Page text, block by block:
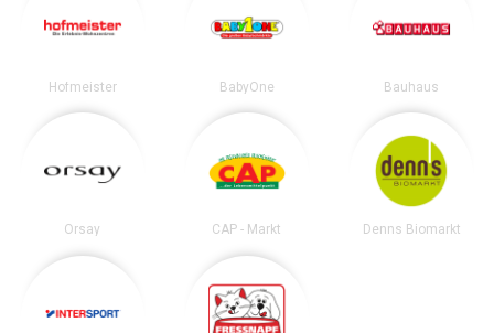
Hofmeister BabyOne Bauhaus
Orsay CAP - Markt Denns Biomarkt